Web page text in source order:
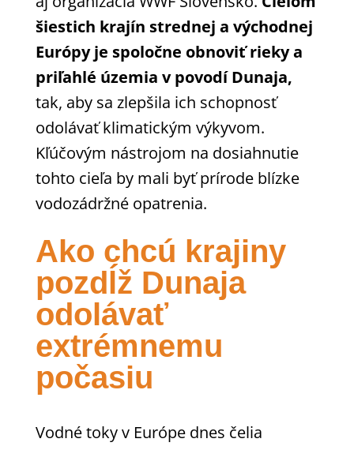
šiestich krajín strednej a východnej
Európy je spoločne obnoviť rieky a
priľahlé územia v povodí Dunaja,
tak, aby sa zlepšila ich schopnosť
odolávať klimatickým výkyvom.
Kľúčovým nástrojom na dosiahnutie
tohto cieľa by mali byť prírode blízke
vodozádržné opatrenia.
Ako chcú krajiny
pozdĺž Dunaja
odolávať
extrémnemu
počasiu
Vodné toky v Európe dnes čelia